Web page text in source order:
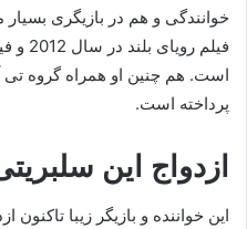
خوانندگی و هم در بازیگری بسیار
است. هم چنین او همراه گروه تی
پرداخته است.
ازدواج این
این خواننده و بازیگر زیبا